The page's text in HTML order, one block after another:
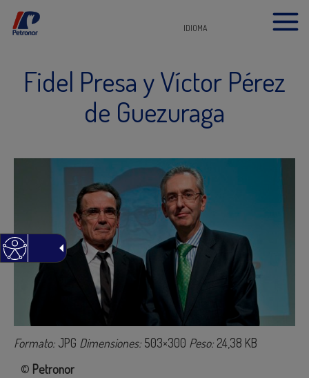
IDIOMA
Fidel Presa y Víctor Pérez
de Guezuraga
Formato: JPG Dimensiones: 503×300 Peso: 24,38 KB
© Petronor